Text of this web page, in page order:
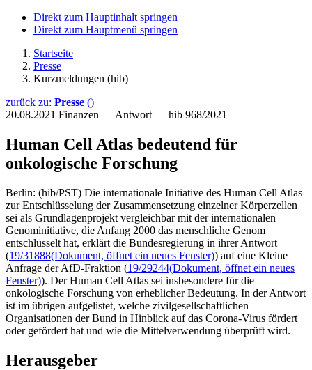
Direkt zum Hauptinhalt springen
Direkt zum Hauptmenü springen
Startseite
Presse
Kurzmeldungen (hib)
zurück zu: Presse ()
20.08.2021 Finanzen — Antwort — hib 968/2021
Human Cell Atlas bedeutend für
onkologische Forschung
Berlin: (hib/PST) Die internationale Initiative des Human Cell Atlas
zur Entschlüsselung der Zusammensetzung einzelner Körperzellen
sei als Grundlagenprojekt vergleichbar mit der internationalen
Genominitiative, die Anfang 2000 das menschliche Genom
entschlüsselt hat, erklärt die Bundesregierung in ihrer Antwort
(19/31888(Dokument, öffnet ein neues Fenster)) auf eine Kleine
Anfrage der AfD-Fraktion (19/29244(Dokument, öffnet ein neues
Fenster)). Der Human Cell Atlas sei insbesondere für die
onkologische Forschung von erheblicher Bedeutung. In der Antwort
ist im übrigen aufgelistet, welche zivilgesellschaftlichen
Organisationen der Bund in Hinblick auf das Corona-Virus fördert
oder gefördert hat und wie die Mittelverwendung überprüft wird.
Herausgeber